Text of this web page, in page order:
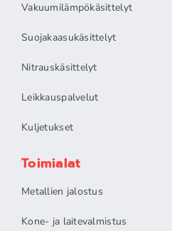
Vakuumilämpökäsittelyt
Suojakaasukäsittelyt
Nitrauskäsittelyt
Leikkauspalvelut
Kuljetukset
Toimialat
Metallien jalostus
Kone- ja laitevalmistus